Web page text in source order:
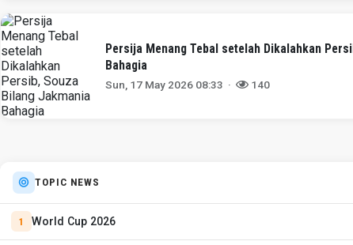
Persija Menang Tebal setelah Dikalahkan
Bahagia
Sun, 17 May 2026 08:33 · 140
TOPIC NEWS
World Cup 2026